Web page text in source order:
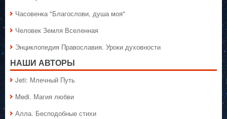
Часовенка "Благослови, душа моя"
Человек Земля Вселенная
Энциклопедия Православия. Уроки духовности
НАШИ АВТОРЫ
Jeti: Млечный Путь
Medi. Магия любви
Алла. Бесподобные стихи